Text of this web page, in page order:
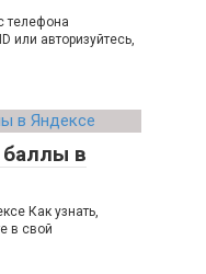
телефона
или авторизуйтесь,
баллы в
Как узнать,
в свой